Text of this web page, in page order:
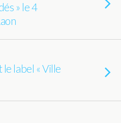
» le 4
label « Ville